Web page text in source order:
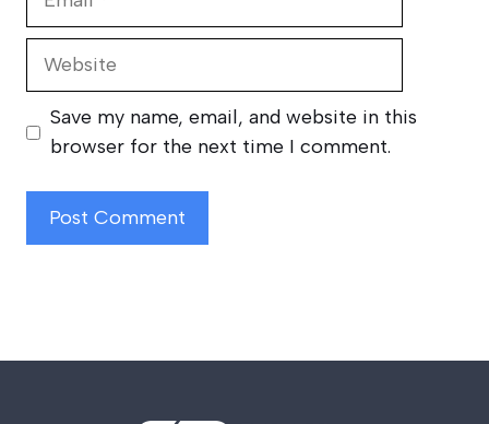
Website
Save my name, email, and website in this
browser for the next time I comment.